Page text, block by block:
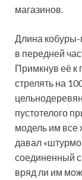
магазинов.
Длина
в передней
Примкнув её к
стрелять на
пустотелого
модель им все
давал
соединенный с
вряд ли им